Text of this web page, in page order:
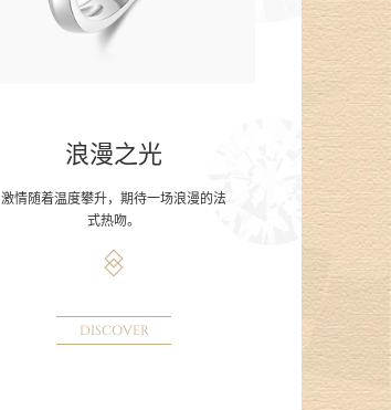
浪漫之光
激情随着温度攀升，期待一场浪漫的法
式热吻。
DISCOVER